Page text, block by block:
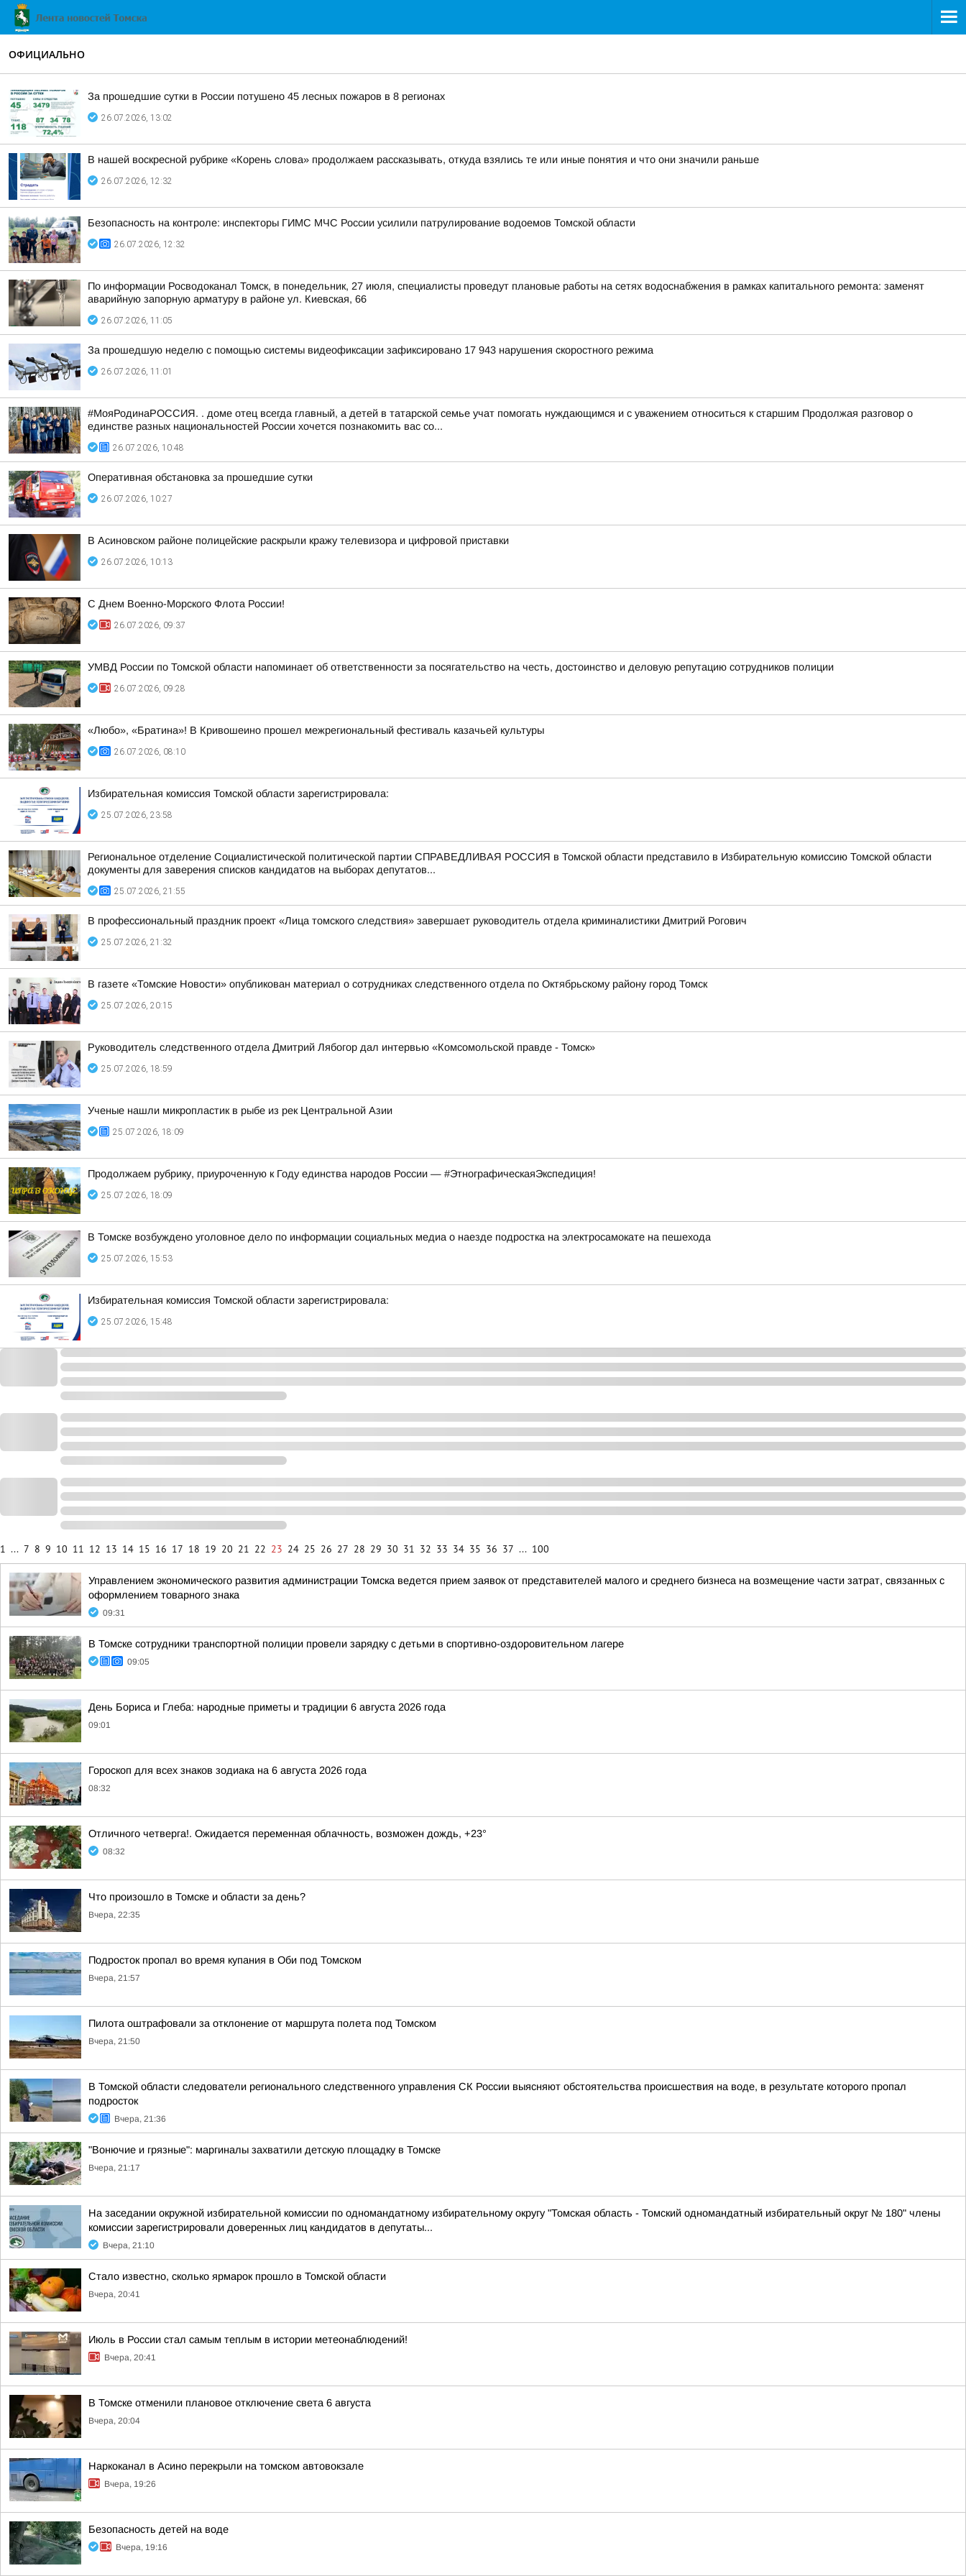
ОФИЦИАЛЬНО
За прошедшие сутки в России потушено 45 лесных пожаров в 8 регионах
26.07.2026, 13:02
В нашей воскресной рубрике «Корень слова» продолжаем рассказывать, откуда взялись те или иные понятия и что они значили раньше
26.07.2026, 12:32
Безопасность на контроле: инспекторы ГИМС МЧС России усилили патрулирование водоемов Томской области
26.07.2026, 12:32
По информации Росводоканал Томск, в понедельник, 27 июля, специалисты проведут плановые работы на сетях водоснабжения в рамках капитального ремонта: заменят
аварийную запорную арматуру в районе ул. Киевская, 66
26.07.2026, 11:05
За прошедшую неделю с помощью системы видеофиксации зафиксировано 17 943 нарушения скоростного режима
26.07.2026, 11:01
#МояРодинаРОССИЯ. . доме отец всегда главный, а детей в татарской семье учат помогать нуждающимся и с уважением относиться к старшим Продолжая разговор о
единстве разных национальностей России хочется познакомить вас со...
26.07.2026, 10:48
Оперативная обстановка за прошедшие сутки
26.07.2026, 10:27
В Асиновском районе полицейские раскрыли кражу телевизора и цифровой приставки
26.07.2026, 10:13
С Днем Военно-Морского Флота России!
26.07.2026, 09:37
УМВД России по Томской области напоминает об ответственности за посягательство на честь, достоинство и деловую репутацию сотрудников полиции
26.07.2026, 09:28
«Любо», «Братина»! В Кривошеино прошел межрегиональный фестиваль казачьей культуры
26.07.2026, 08:10
Избирательная комиссия Томской области зарегистрировала:
25.07.2026, 23:58
Региональное отделение Социалистической политической партии СПРАВЕДЛИВАЯ РОССИЯ в Томской области представило в Избирательную комиссию Томской области
документы для заверения списков кандидатов на выборах депутатов...
25.07.2026, 21:55
В профессиональный праздник проект «Лица томского следствия» завершает руководитель отдела криминалистики Дмитрий Рогович
25.07.2026, 21:32
В газете «Томские Новости» опубликован материал о сотрудниках следственного отдела по Октябрьскому району город Томск
25.07.2026, 20:15
Руководитель следственного отдела Дмитрий Лябогор дал интервью «Комсомольской правде - Томск»
25.07.2026, 18:59
Ученые нашли микропластик в рыбе из рек Центральной Азии
25.07.2026, 18:09
Продолжаем рубрику, приуроченную к Году единства народов России — #ЭтнографическаяЭкспедиция!
25.07.2026, 18:09
В Томске возбуждено уголовное дело по информации социальных медиа о наезде подростка на электросамокате на пешехода
25.07.2026, 15:53
Избирательная комиссия Томской области зарегистрировала:
25.07.2026, 15:48
1 ... 7 8 9 10 11 12 13 14 15 16 17 18 19 20 21 22 23 24 25 26 27 28 29 30 31 32 33 34 35 36 37 ... 100
Управлением экономического развития администрации Томска ведется прием заявок от представителей малого и среднего бизнеса на возмещение части затрат, связанных с
оформлением товарного знака
09:31
В Томске сотрудники транспортной полиции провели зарядку с детьми в спортивно-оздоровительном лагере
09:05
День Бориса и Глеба: народные приметы и традиции 6 августа 2026 года
09:01
Гороскоп для всех знаков зодиака на 6 августа 2026 года
08:32
Отличного четверга!. Ожидается переменная облачность, возможен дождь, +23°
08:32
Что произошло в Томске и области за день?
Вчера, 22:35
Подросток пропал во время купания в Оби под Томском
Вчера, 21:57
Пилота оштрафовали за отклонение от маршрута полета под Томском
Вчера, 21:50
В Томской области следователи регионального следственного управления СК России выясняют обстоятельства происшествия на воде, в результате которого пропал
подросток
Вчера, 21:36
"Вонючие и грязные": маргиналы захватили детскую площадку в Томске
Вчера, 21:17
На заседании окружной избирательной комиссии по одномандатному избирательному округу "Томская область - Томский одномандатный избирательный округ № 180" члены
комиссии зарегистрировали доверенных лиц кандидатов в депутаты...
Вчера, 21:10
Стало известно, сколько ярмарок прошло в Томской области
Вчера, 20:41
Июль в России стал самым теплым в истории метеонаблюдений!
Вчера, 20:41
В Томске отменили плановое отключение света 6 августа
Вчера, 20:04
Наркоканал в Асино перекрыли на томском автовокзале
Вчера, 19:26
Безопасность детей на воде
Вчера, 19:16